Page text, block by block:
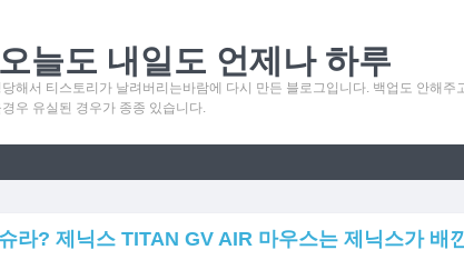
늘도 내일도 언제나 하루
해서 티스토리가 날려버리는바람에 다시 만든 블로그입니다. 백업도 안해주
우 유실된 경우가 종종 있습니다.
라? 제닉스 TITAN GV AIR 마우스는 제닉스가 배